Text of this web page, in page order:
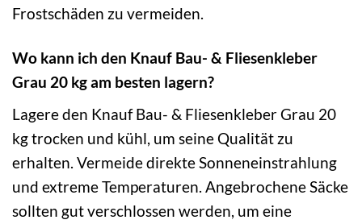
Frostschäden zu vermeiden.
Wo kann ich den Knauf Bau- & Fliesenkleber
Grau 20 kg am besten lagern?
Lagere den Knauf Bau- & Fliesenkleber Grau 20
kg trocken und kühl, um seine Qualität zu
erhalten. Vermeide direkte Sonneneinstrahlung
und extreme Temperaturen. Angebrochene Säcke
sollten gut verschlossen werden, um eine